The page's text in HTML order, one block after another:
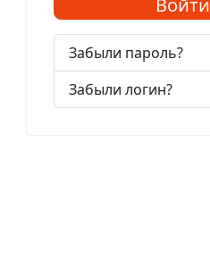
Войти
Забыли пароль?
Забыли логин?